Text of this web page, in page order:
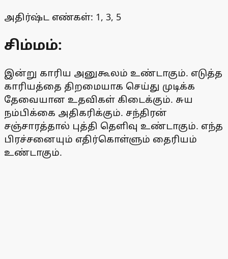
அதிர்ஷ்ட எண்கள்: 1, 3, 5
சிம்மம்:
இன்று காரிய அனுகூலம் உண்டாகும். எடுத்த
காரியத்தை திறமையாக செய்து முடிக்க
தேவையான உதவிகள் கிடைக்கும். சுய
நம்பிக்கை அதிகரிக்கும். சந்திரன்
சஞ்சாரத்தால் புத்தி தெளிவு உண்டாகும். எந்த
பிரச்சனையும் எதிர்கொள்ளும் தைரியம்
உண்டாகும்.